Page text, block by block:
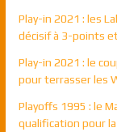
Play-in 2021 : les
décisif à 3-points
Play-in 2021 : le
pour terrasser les
Playoffs 1995 : le
qualification pour la